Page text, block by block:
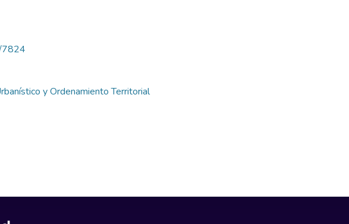
7824
y Ordenamiento Territorial